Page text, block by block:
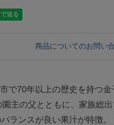
商品についてのお問い
で70年以上の歴史を持つ
主の父とともに、家族総
ランスが良い果汁が特徴